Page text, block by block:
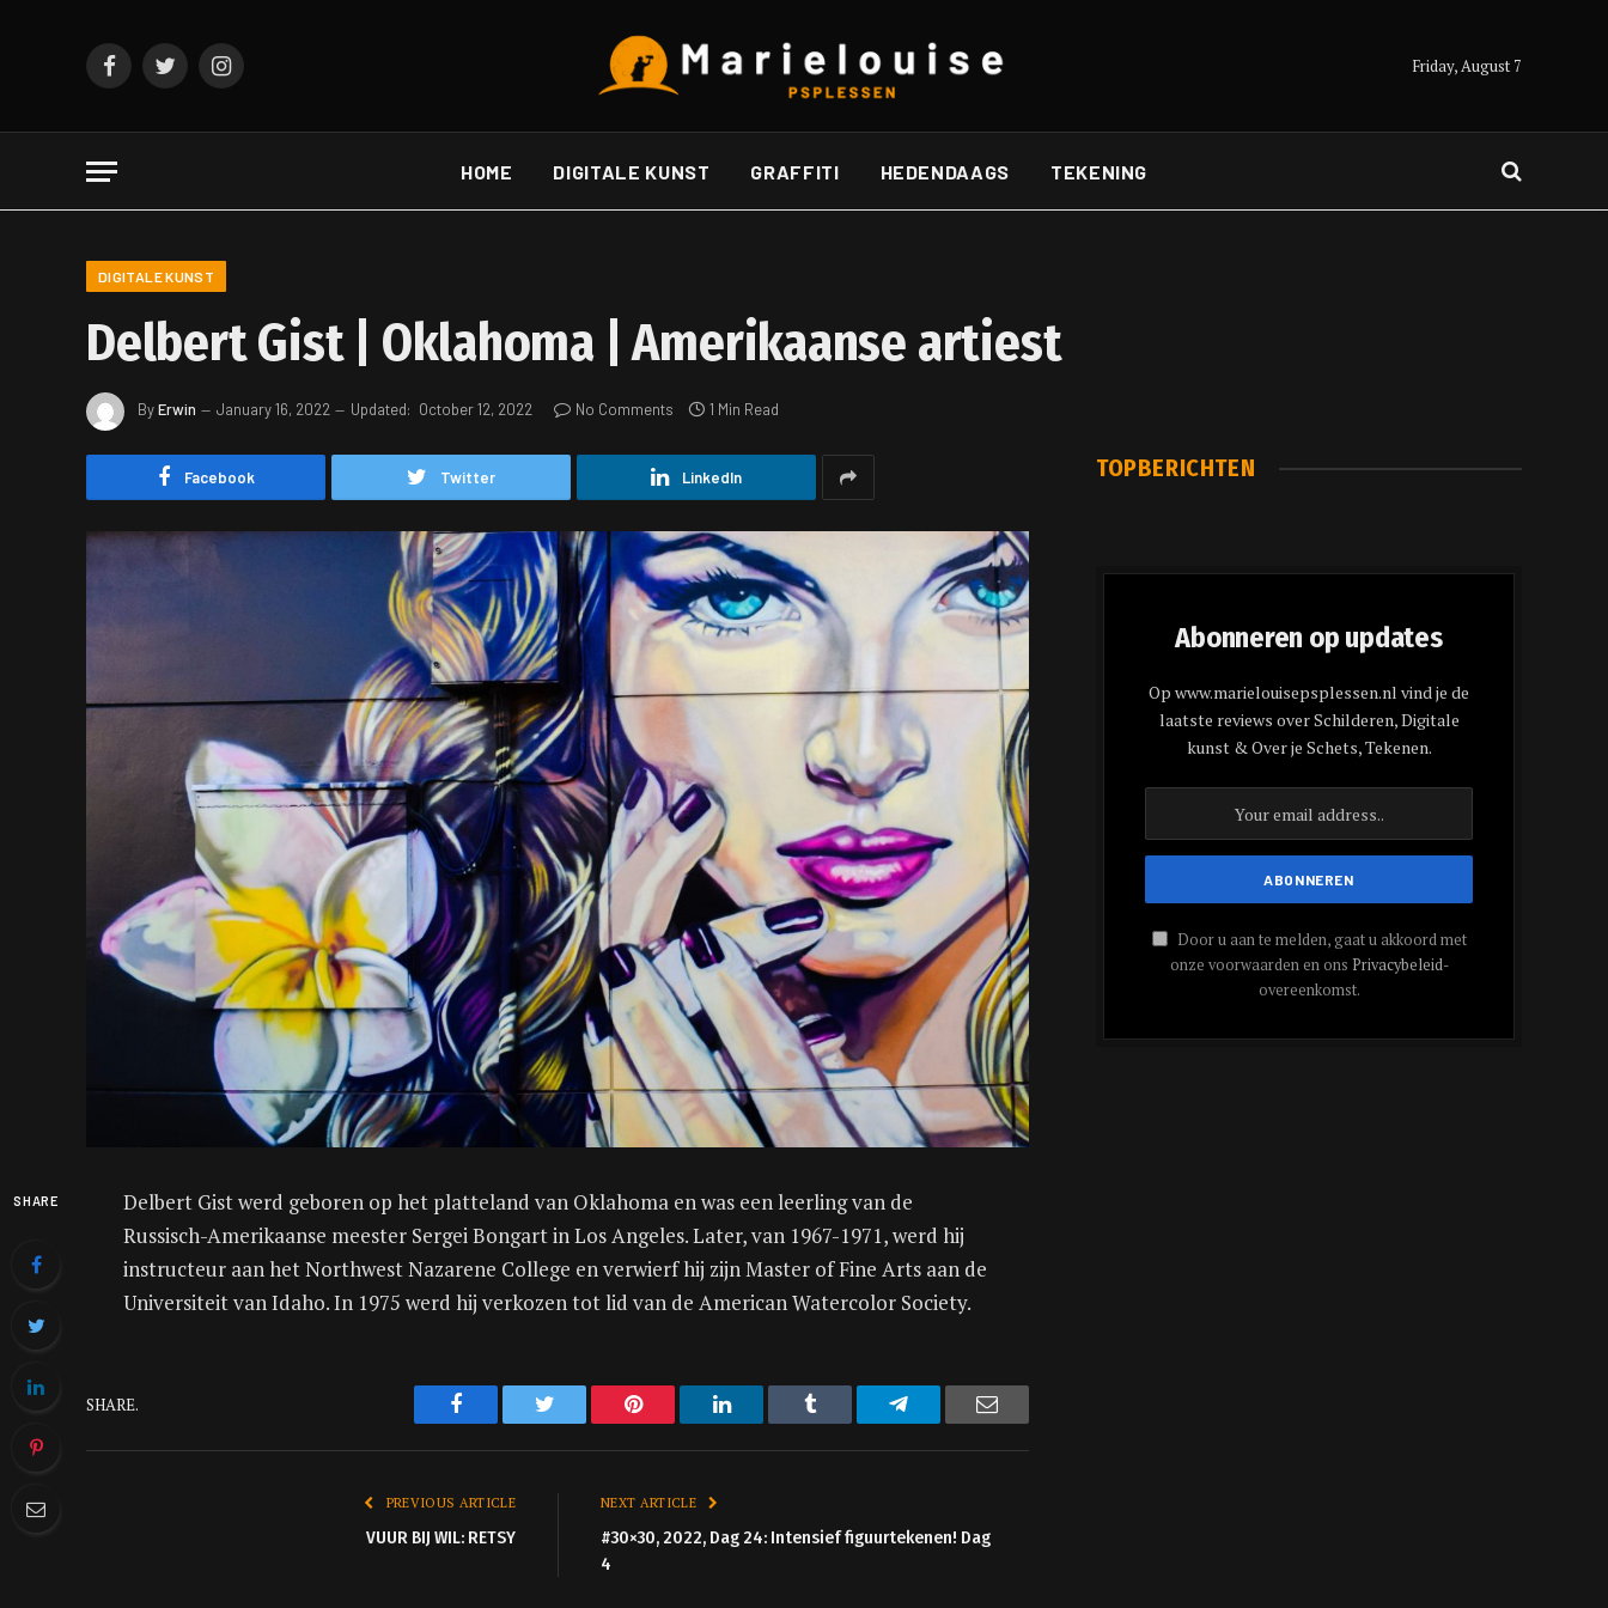
FacebookTwitterInstagram Friday, August 7
HOME DIGITALE KUNST GRAFFITI HEDENDAAGS TEKENING
DIGITALE KUNST
Delbert Gist | Oklahoma | Amerikaanse artiest
ByErwin January 16, 2022 Updated: October 12, 2022 No Comments 1 Min Read
Facebook Twitter LinkedIn
SHARE
Delbert Gist werd geboren op het platteland van Oklahoma en was een leerling van de
Russisch-Amerikaanse meester Sergei Bongart in Los Angeles. Later, van 1967-1971, werd hij
instructeur aan het Northwest Nazarene College en verwierf hij zijn Master of Fine Arts aan de
Universiteit van Idaho. In 1975 werd hij verkozen tot lid van de American Watercolor Society.
SHARE. Facebook Twitter Pinterest LinkedIn Tumblr Telegram Email
PREVIOUS ARTICLE
VUUR BIJ WIL: RETSY
NEXT ARTICLE
#30×30, 2022, Dag 24: Intensief figuurtekenen! Dag
4
TOPBERICHTEN
Abonneren op updates
Op www.marielouisepsplessen.nl vind je de
laatste reviews over Schilderen, Digitale
kunst & Over je Schets, Tekenen.
Door u aan te melden, gaat u akkoord met
onze voorwaarden en ons Privacybeleid-
overeenkomst.